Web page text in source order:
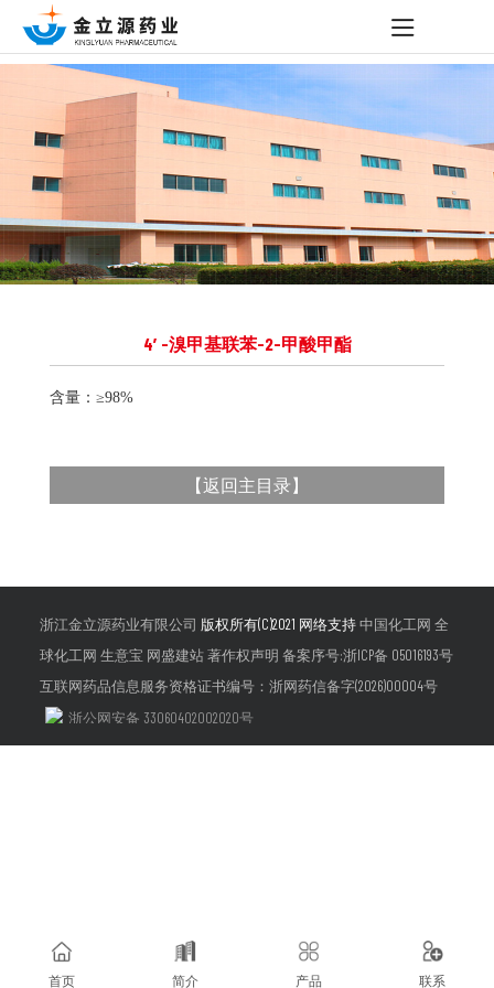
4′-溴甲基联苯-2-甲酸甲酯
含量：≥98%
【返回主目录】
浙江金立源药业有限公司 版权所有(C)2021 网络支持中国化工网 全
球化工网 生意宝 网盛建站著作权声明 备案序号:浙ICP备 05016193号
互联网药品信息服务资格证书编号：浙网药信备字(2026)00004号
浙公网安备 33060402002020号
首页 简介 产品 联系